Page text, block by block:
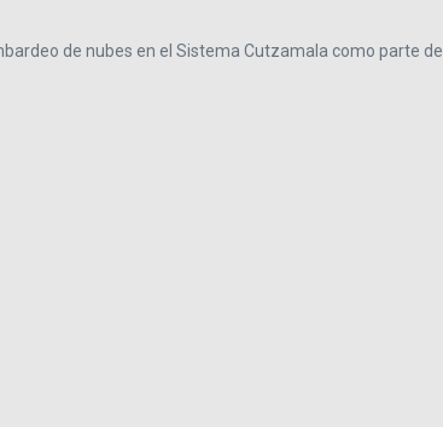
de nubes en el Sistema Cutzamala como parte del